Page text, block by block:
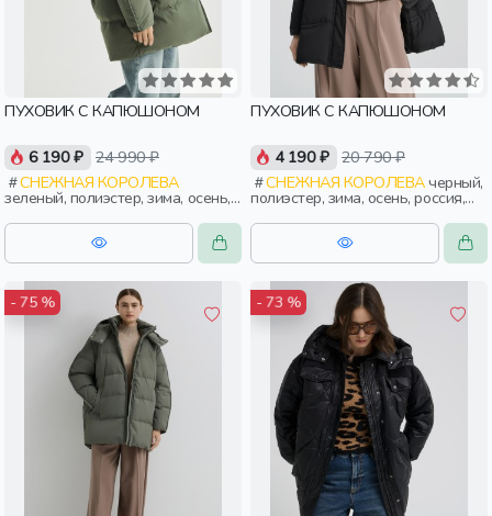
ПУХОВИК С КАПЮШОНОМ
6 190 ₽ 24 990 ₽
СНЕЖНАЯ КОРОЛЕВА
зеленый, полиэстер, зима, осень,
россия, капюшон, застежка,
утепленные, стеганые, прорези,
карман, объемные, женщины,
взрослые
ПУХОВИК С КАПЮШОНОМ
4 190 ₽ 20 790 ₽
СНЕЖНАЯ КОРОЛЕВАчерный,
полиэстер, зима, осень, россия,
капюшон, застежка, утепленные,
стеганые, кнопки, прорези,
карман, воротник, воротник-
стойка, женщины, взрослые
- 75 % - 73 %